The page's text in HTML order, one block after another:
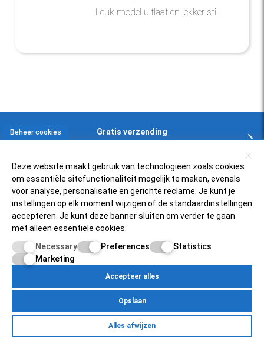
Leuk model uitlaat en lekker stil
Gratis verzending
Klantenservice
Zelfservice
Retourneren
Inloggen bij account
Betaalmogelijkheden
Populaire scooters
Piaggio Zip 4t
SYM Fiddle 3
Over ons
Status bestelling
Mijnscooteronderdelen.nl
Egersundweg 11E
9723JM Groningen
ZelfserviceOver OnsContactKlantenservicePricacy PolicySite MapMijn account
Beheer cookies
Deze website maakt gebruik van technologieën zoals cookies
om essentiële sitefunctionaliteit mogelijk te maken, evenals
voor analyse, personalisatie en gerichte reclame. Je kunt je
instellingen op elk moment wijzigen of de standaardinstellingen
accepteren. Je kunt deze banner sluiten om verder te gaan
met alleen essentiële cookies.
Necessary
Preferences
Statistics
Marketing
Accepteer alles
Opslaan
Alles afwijzen